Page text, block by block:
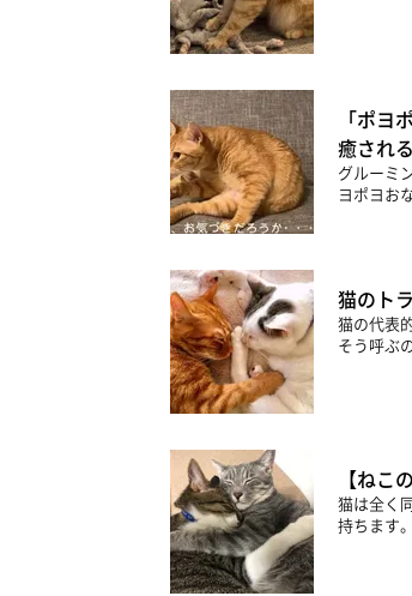
「ポ
癒され
グルーミ
ヨポヨお
猫のト
猫の代表
そう呼ぶ
【ね
猫は全く
持ちます